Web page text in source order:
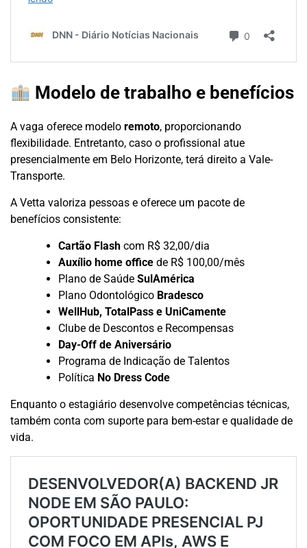
Modelo de trabalho e benefícios
A vaga oferece modelo remoto, proporcionando
flexibilidade. Entretanto, caso o profissional atue
presencialmente em Belo Horizonte, terá direito a Vale-
Transporte.
A Vetta valoriza pessoas e oferece um pacote de
benefícios consistente:
Cartão Flash com R$ 32,00/dia
Auxílio home office de R$ 100,00/mês
Plano de Saúde SulAmérica
Plano Odontológico Bradesco
WellHub, TotalPass e UniCamente
Clube de Descontos e Recompensas
Day-Off de Aniversário
Programa de Indicação de Talentos
Política No Dress Code
Enquanto o estagiário desenvolve competências técnicas,
também conta com suporte para bem-estar e qualidade de
vida.